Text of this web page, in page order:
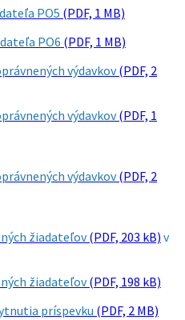
PO5 (PDF, 1 MB)
PO6 (PDF, 1 MB)
výdavkov(PDF, 2
výdavkov(PDF, 1
výdavkov(PDF, 2
žiadateľov(PDF, 203 kB) v
žiadateľov(PDF, 198 kB)
príspevku (PDF, 2 MB)